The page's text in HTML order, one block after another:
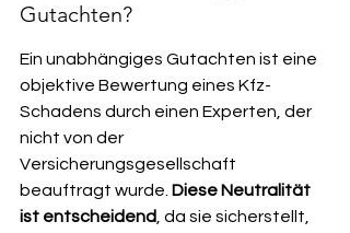
Gutachten?
Ein unabhängiges Gutachten ist eine
objektive Bewertung eines Kfz-
Schadens durch einen Experten, der
nicht von der
Versicherungsgesellschaft
beauftragt wurde. Diese Neutralität
ist entscheidend , da sie sicherstellt,